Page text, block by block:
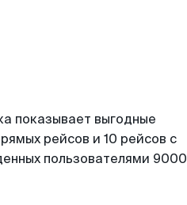
показывает выгодные
рейсов и 10 рейсов с
пользователями 9000